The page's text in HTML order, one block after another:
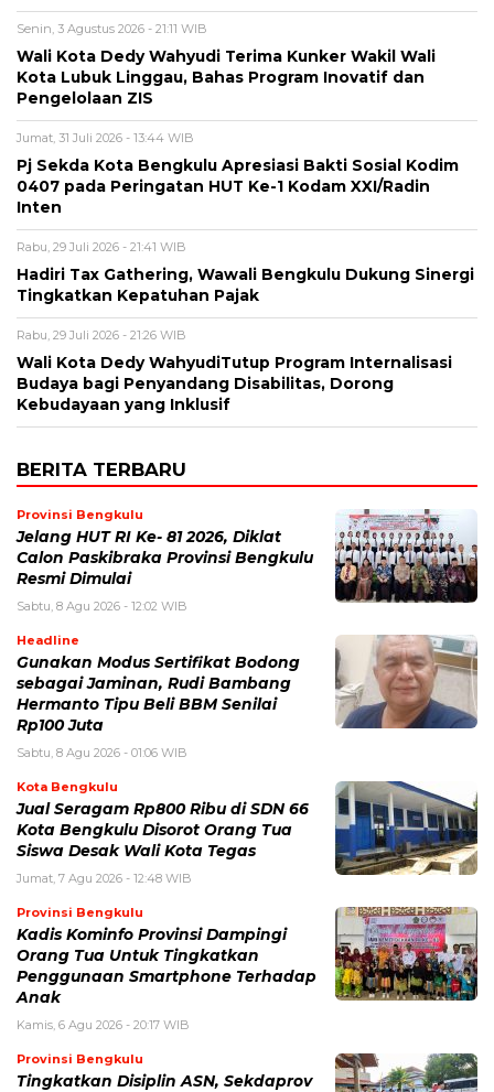
Senin, 3 Agustus 2026 - 21:11 WIB
Wali Kota Dedy Wahyudi Terima Kunker Wakil Wali
Kota Lubuk Linggau, Bahas Program Inovatif dan
Pengelolaan ZIS
Jumat, 31 Juli 2026 - 13:44 WIB
Pj Sekda Kota Bengkulu Apresiasi Bakti Sosial Kodim
0407 pada Peringatan HUT Ke-1 Kodam XXI/Radin
Inten
Rabu, 29 Juli 2026 - 21:41 WIB
Hadiri Tax Gathering, Wawali Bengkulu Dukung Sinergi
Tingkatkan Kepatuhan Pajak
Rabu, 29 Juli 2026 - 21:26 WIB
Wali Kota Dedy WahyudiTutup Program Internalisasi
Budaya bagi Penyandang Disabilitas, Dorong
Kebudayaan yang Inklusif
BERITA TERBARU
Provinsi Bengkulu
Jelang HUT RI Ke- 81 2026, Diklat
Calon Paskibraka Provinsi Bengkulu
Resmi Dimulai
Sabtu, 8 Agu 2026 - 12:02 WIB
Headline
Gunakan Modus Sertifikat Bodong
sebagai Jaminan, Rudi Bambang
Hermanto Tipu Beli BBM Senilai
Rp100 Juta
Sabtu, 8 Agu 2026 - 01:06 WIB
Kota Bengkulu
Jual Seragam Rp800 Ribu di SDN 66
Kota Bengkulu Disorot Orang Tua
Siswa Desak Wali Kota Tegas
Jumat, 7 Agu 2026 - 12:48 WIB
Provinsi Bengkulu
Kadis Kominfo Provinsi Dampingi
Orang Tua Untuk Tingkatkan
Penggunaan Smartphone Terhadap
Anak
Kamis, 6 Agu 2026 - 20:17 WIB
Provinsi Bengkulu
Tingkatkan Disiplin ASN, Sekdaprov